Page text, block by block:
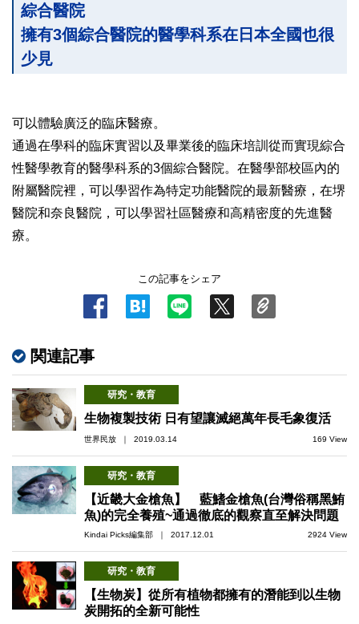
綜合醫院
擁有3個綜合醫院的醫學科系在日本全國也很
少見
可以體驗廣泛的臨床醫療。
通過在學科的臨床實習以及畢業後的臨床培訓從而實現綜合
性醫學教育的醫學科系的3個綜合醫院。在醫學部校區內的
附屬醫院裡，可以學習作為特定功能醫院的最新醫療，在堺
醫院和奈良醫院，可以學習社區醫療和高精密度的先進醫
療。
この記事をシェア
関連記事
研究・教育
生物複製技術 日有望讓滅絕萬年長毛象復活
世界民放 ｜ 2019.03.14 169 View
研究・教育
【近畿大金槍魚】 藍鰭金槍魚(台灣俗稱黑鮪
魚)的完全養殖~通過徹底的觀察直至解決問題
Kindai Picks編集部 ｜ 2017.12.01 2924 View
研究・教育
【生物炭】從所有植物都擁有的潛能到以生物
炭開拓的全新可能性